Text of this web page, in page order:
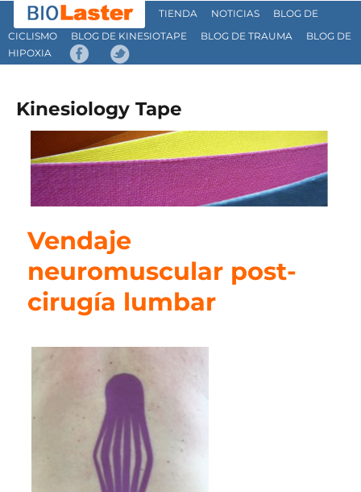
TIENDA NOTICIAS
BLOG DE
CICLISMO
BLOG DE KINESIOTAPE BLOG DE TRAUMA
BLOG DE
HIPOXIA
Kinesiology Tape
Vendaje
neuromuscular post-
cirugía lumbar